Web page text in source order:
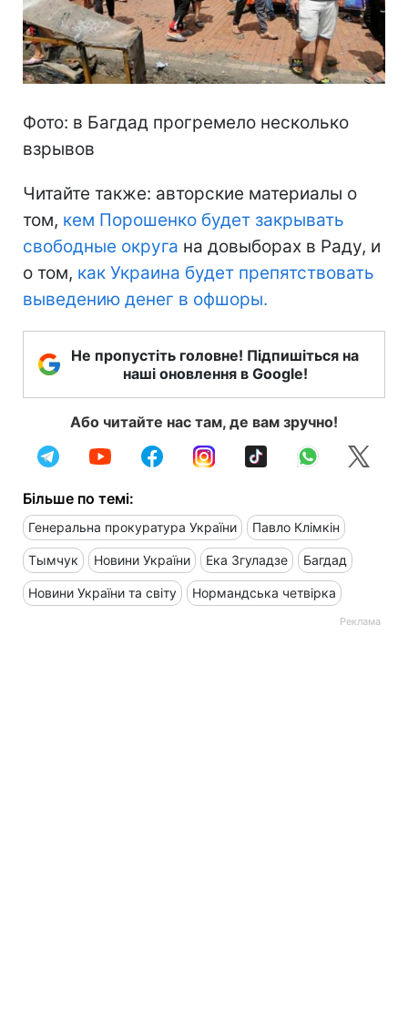
Фото: в Багдад прогремело несколько
взрывов
Читайте также: авторские материалы о
том, кем Порошенко будет закрывать
свободные округа на довыборах в Раду, и
о том, как Украина будет препятствовать
выведению денег в офшоры.
Не пропустіть головне! Підпишіться на
наші оновлення в Google!
Або читайте нас там, де вам зручно!
Більше по темі:
Генеральна прокуратура України Павло Клімкін
Тымчук Новини України Ека Згуладзе Багдад
Новини України та світу Нормандська четвірка